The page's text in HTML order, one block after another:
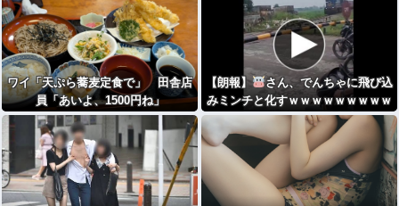
ワイ「天ぷら蕎麦定食で」 田舎店
員「あいよ、1500円ね」
【朗報】
さん、でんちゃに飛び込
みミンチと化すｗｗｗｗｗｗｗｗｗ
ｗ